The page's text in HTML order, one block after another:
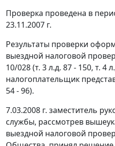
Проверка проведена в
23.11.2007 г.
Результаты проверки
выездной налоговой
10/028 (т. 3 л.д. 87 - 150, т. 4
налогоплательщик
54 - 96).
7.03.2008 г. заместитель
службы, рассмотрев
выездной налоговой